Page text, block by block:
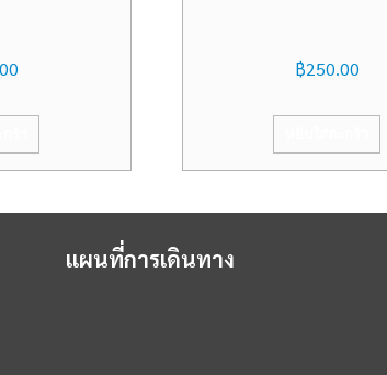
฿250.00
แผนที่การเดินทาง